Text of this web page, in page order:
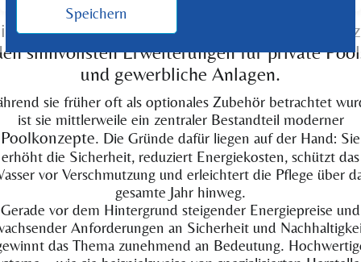
Speichern
Schwimmbad-Überdachung gehört heute
sinnvollsten Erweiterungen für private
und gewerbliche Anlagen.
sie früher oft als optionales Zubehör betrachtet
ist sie mittlerweile ein zentraler Bestandteil moderner
Poolkonzepte. Die Gründe dafür liegen auf der Hand: Sie
erhöht die Sicherheit, reduziert Energiekosten, schützt das
vor Verschmutzung und erleichtert die Pflege über
gesamte Jahr hinweg.
Gerade vor dem Hintergrund steigender Energiepreise und
Anforderungen an Sicherheit und
das Thema zunehmend an Bedeutung.